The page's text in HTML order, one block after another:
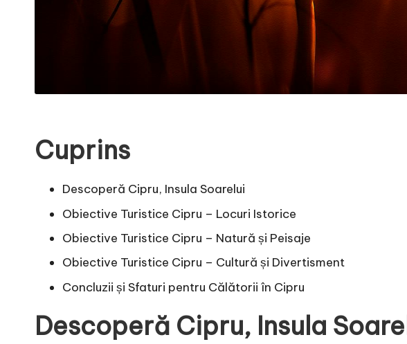
Cuprins
Descoperă Cipru, Insula Soarelui
Obiective Turistice Cipru – Locuri Istorice
Obiective Turistice Cipru – Natură și Peisaje
Obiective Turistice Cipru – Cultură și Divertisment
Concluzii și Sfaturi pentru Călătorii în Cipru
Descoperă Cipru, Insula